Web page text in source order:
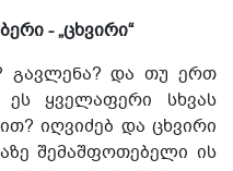
- „ცხვირი“
გავლენა? და თუ ერთ
ყველაფერი სხვას
იღვიძებ და ცხვირი
შემაშფოთებელი ის